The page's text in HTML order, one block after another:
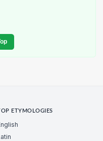
TOP ETYMOLOGIES